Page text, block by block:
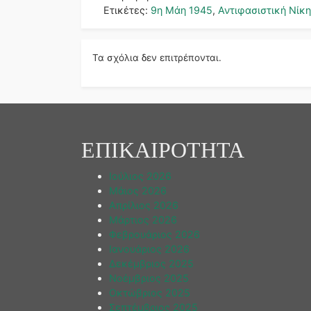
Ετικέτες: 9η Μάη 1945, Αντιφασιστική
Τα σχόλια δεν επιτρέπονται.
ΕΠΙΚΑΙΡΟΤΗΤΑ
Ιούλιος 2026
Μάιος 2026
Απρίλιος 2026
Μάρτιος 2026
Φεβρουάριος 2026
Ιανουάριος 2026
Δεκέμβριος 2025
Νοέμβριος 2025
Οκτώβριος 2025
Σεπτέμβριος 2025